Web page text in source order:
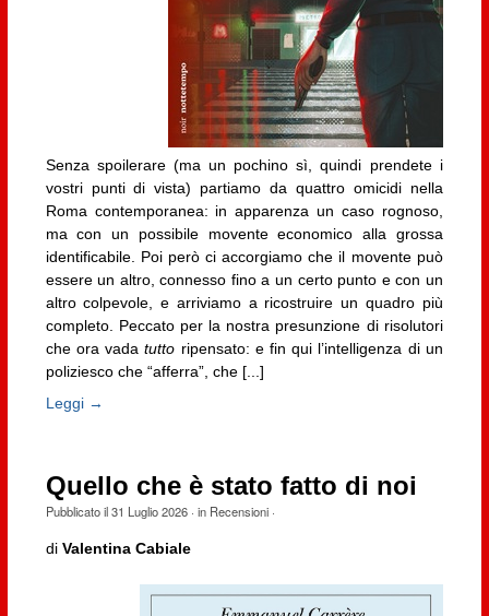
Senza spoilerare (ma un pochino sì, quindi prendete i
vostri punti di vista) partiamo da quattro omicidi nella
Roma contemporanea: in apparenza un caso rognoso,
ma con un possibile movente economico alla grossa
identificabile. Poi però ci accorgiamo che il movente può
essere un altro, connesso fino a un certo punto e con un
altro colpevole, e arriviamo a ricostruire un quadro più
completo. Peccato per la nostra presunzione di risolutori
che ora vadatutto ripensato: e fin qui l’intelligenza di un
poliziesco che “afferra”, che [...]
Leggi →
Quello che è stato fatto di noi
Pubblicato il31 Luglio 2026· in Recensioni·
di Valentina Cabiale